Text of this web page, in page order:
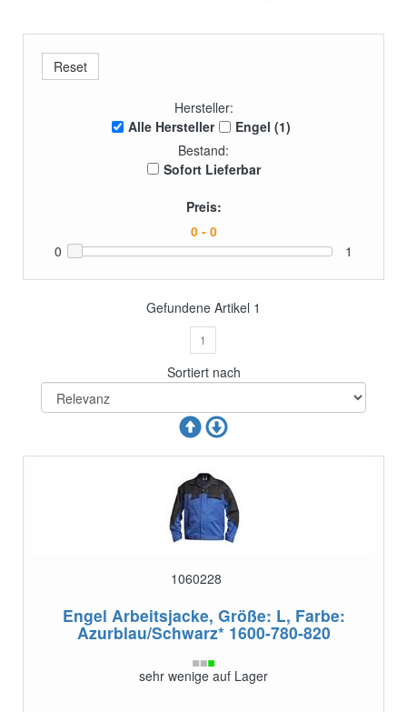
Hersteller:
Alle Hersteller
Engel (1)
Bestand:
Sofort Lieferbar
Preis:
0 1
Gefundene Artikel 1
1
Sortiert nach
1060228
Engel Arbeitsjacke, Größe: L, Farbe:
Azurblau/Schwarz* 1600-780-820
sehr wenige auf Lager